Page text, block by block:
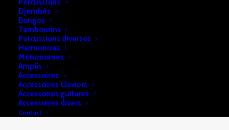
Percussions
Djembés
Bongos
Tambourins
Percussions diverses
Harmonicas
Métronomes
Amplis
Accessoires
Accessoires Claviers
Accessoires guitares
Accessoires divers
Contact